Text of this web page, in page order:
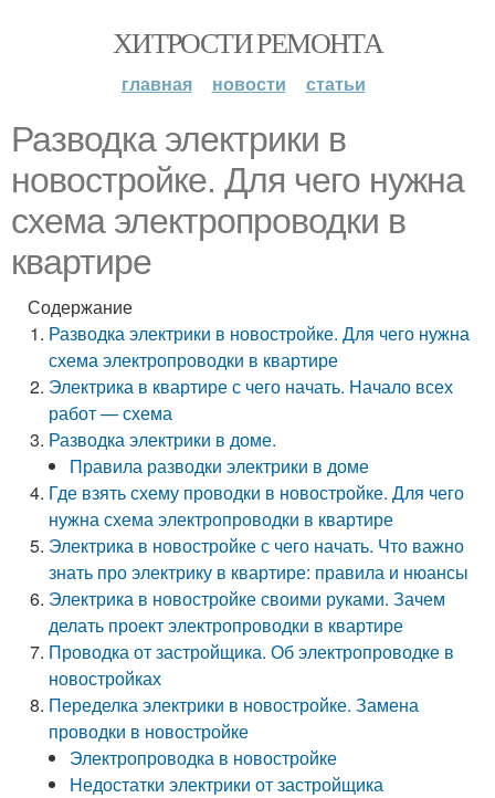
ХИТРОСТИ РЕМОНТА
главная новости статьи
Разводка электрики в
новостройке. Для чего нужна
схема электропроводки в
квартире
Содержание
Разводка электрики в новостройке. Для чего нужна
схема электропроводки в квартире
Электрика в квартире с чего начать. Начало всех
работ — схема
Разводка электрики в доме.
Правила разводки электрики в доме
Где взять схему проводки в новостройке. Для чего
нужна схема электропроводки в квартире
Электрика в новостройке с чего начать. Что важно
знать про электрику в квартире: правила и нюансы
Электрика в новостройке своими руками. Зачем
делать проект электропроводки в квартире
Проводка от застройщика. Об электропроводке в
новостройках
Переделка электрики в новостройке. Замена
проводки в новостройке
Электропроводка в новостройке
Недостатки электрики от застройщика